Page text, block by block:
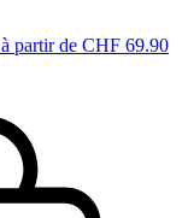
à partir de CHF 69.90